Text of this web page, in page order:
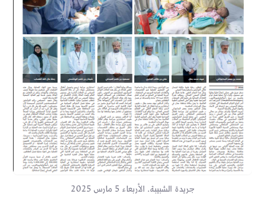
جريدة الشبيبة. الأربعاء 5 مارس 2025